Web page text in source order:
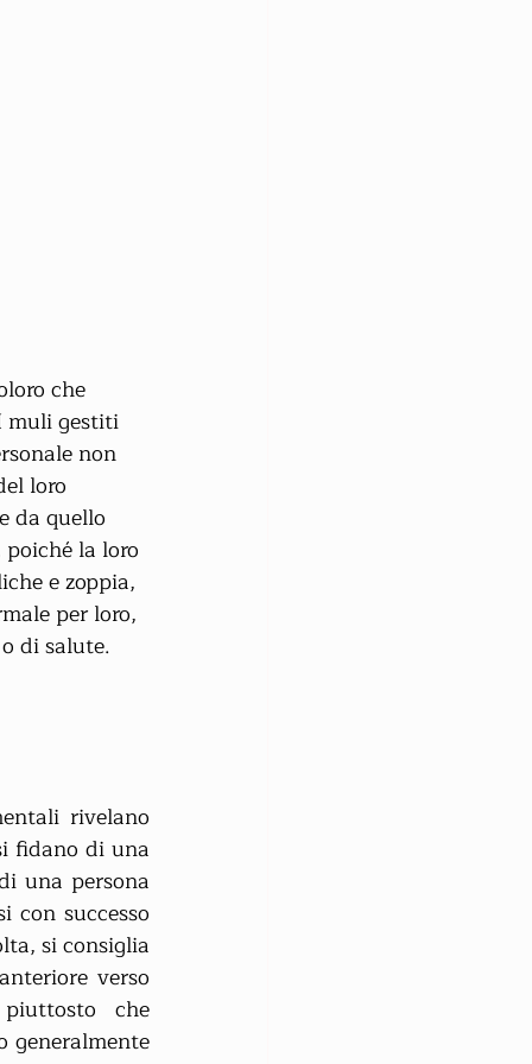
che
muli gestiti
non
loro
da quello
la loro
e zoppia,
per loro,
di salute.
rivelano
fidano di una
una persona
con successo
si consiglia
verso
che
generalmente